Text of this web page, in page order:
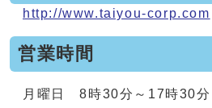
http://www.taiyou-corp.com
営業時間
月曜日 8時30分～17時30分